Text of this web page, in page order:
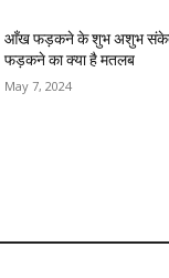
आँख फड़कने के शुभ अशुभ
फड़कने का क्या है मतलब
May 7, 2024